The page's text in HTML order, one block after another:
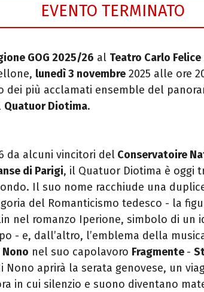
EVENTO TERMINATO
GOG 2025/26 al Teatro Carlo Felice
lunedì 3 novembre 2025 alle ore
dei più acclamati ensemble del
Quatuor Diotima.
da alcuni vincitori del Conservatoire
di Parigi, il Quatuor Diotima è oggi
Il suo nome racchiude una
del Romanticismo tedesco - la
nel romanzo Iperione, simbolo di un
- e, dall’altro, l’emblema della
nel suo capolavoro Fragmente -
Nono aprirà la serata genovese, un
in cui silenzio e suono diventano